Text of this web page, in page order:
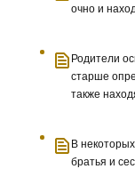
очно и
Родители
старше
также
В
братья и